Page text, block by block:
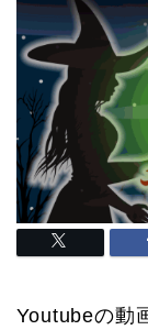
Youtubeの動